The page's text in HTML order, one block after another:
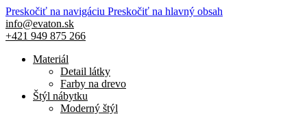
Preskočiť na navigáciu Preskočiť na hlavný obsah
info@evaton.sk
+421 949 875 266
Materiál
Detail látky
Farby na drevo
Štýl nábytku
Moderný štýl